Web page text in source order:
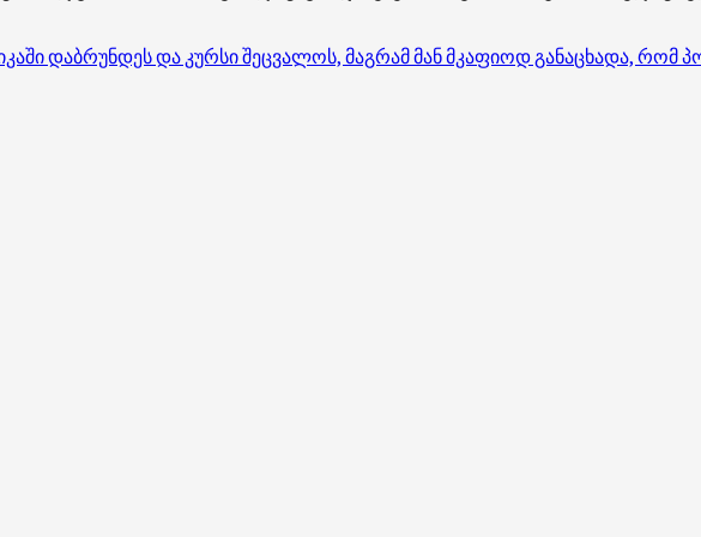
დაბრუნდეს და კურსი შეცვალოს, მაგრამ მან მკაფიოდ განაცხადა, რომ